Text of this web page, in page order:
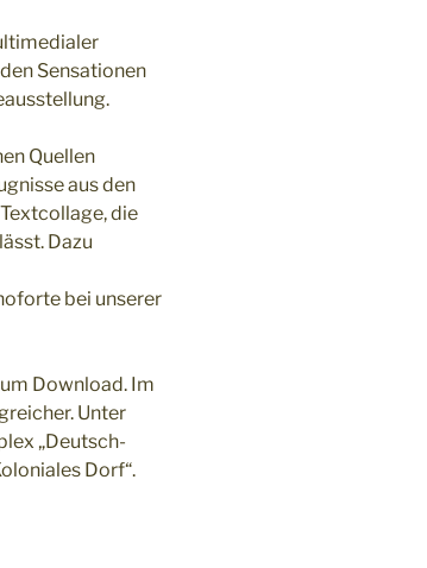
Sensationen
Quellen
aus den
die
Dazu
bei unserer
Download. Im
Unter
„Deutsch-
Dorf“.